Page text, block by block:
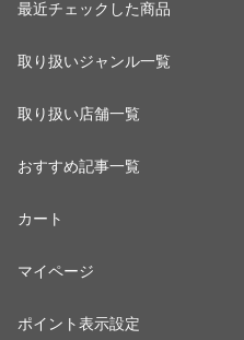
最近チェックした商品
取り扱いジャンル一覧
取り扱い店舗一覧
おすすめ記事一覧
カート
マイページ
ポイント表示設定